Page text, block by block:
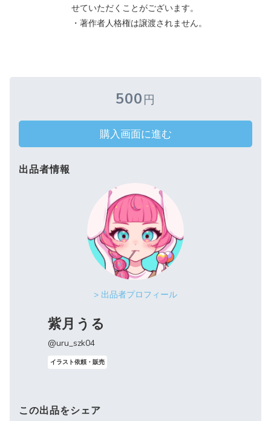
せていただくことがございます。
・著作者人格権は譲渡されません。
500円
購入画面に進む
出品者情報
> 出品者プロフィール
紫月うる
@uru_szk04
イラスト依頼・販売
この出品をシェア